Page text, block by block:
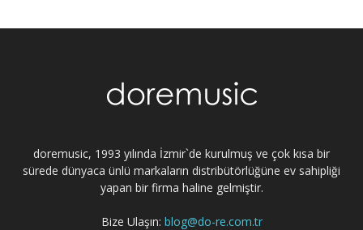
doremusic, 1993 yılında İzmir`de kurulmuş ve çok kısa bir
sürede dünyaca ünlü markaların distribütörlüğüne ev sahipliği
yapan bir firma haline gelmiştir.
Bize Ulaşın: blog@do-re.com.tr